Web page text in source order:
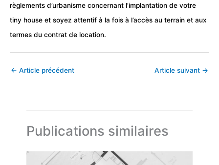
règlements d’urbanisme concernant l’implantation de votre
tiny house et soyez attentif à la fois à l’accès au terrain et aux
termes du contrat de location.
← Article précédent Article suivant →
Publications similaires